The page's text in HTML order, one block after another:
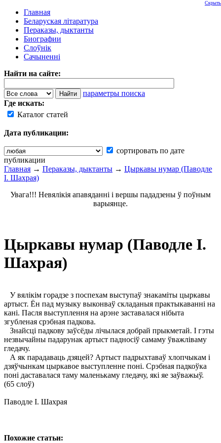
Главная
Беларуская літаратура
Пераказы, дыктанты
Биографии
Слоўнік
Сачыненні
Найти на сайте:
параметры поиска
Где искать:
Каталог статей
Дата публикации:
сортировать по дате
публикации
Скрыть
Главная → Пераказы, дыктанты → Цыркавы нумар (Паводле
І. Шахрая)
Увага!!! Невялікія апавяданні і вершы пададзены ў поўным
варыянце.
Цыркавы нумар (Паводле І.
Шахрая)
У вялікім горадзе з поспехам выступаў знакаміты цыркавы
артыст. Ён пад музыку выконваў складаныя практыкаванні на
кані. Пасля выступлення на арэне заставалася нібыта
згубленая срэбная падкова.
Знайсці падкову заўсёды лічылася добрай прыкметай. І гэты
незвычайны падарунак артыст падносіў самаму ўважліваму
гледачу.
А як парадаваць дзяцей? Артыст падрыхтаваў хлопчыкам і
дзяўчынкам цыркавое выступленне поні. Срэбная падкоўка
поні даставалася таму маленькаму гледачу, які яе заўважыў.
(65 слоў)
Паводле І. Шахрая
Похожие статьи: